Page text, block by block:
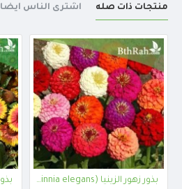
منتجات ذات صله اشترى الناس أيضا
بذور زهور الزينيا (Zinnia elegans)